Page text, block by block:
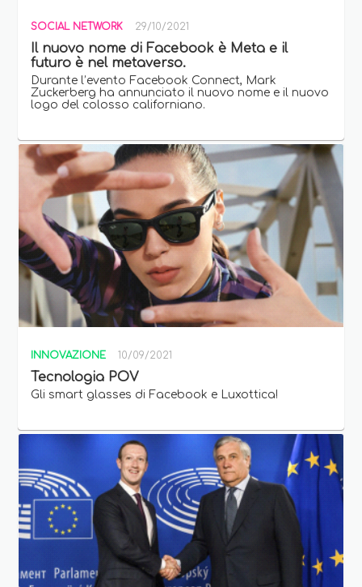
SOCIAL NETWORK 29/10/2021
Il nuovo nome di Facebook è Meta e il
futuro è nel metaverso.
Durante l’evento Facebook Connect, Mark
Zuckerberg ha annunciato il nuovo nome e il nuovo
logo del colosso californiano.
INNOVAZIONE 10/09/2021
Tecnologia POV
Gli smart glasses di Facebook e Luxottica!